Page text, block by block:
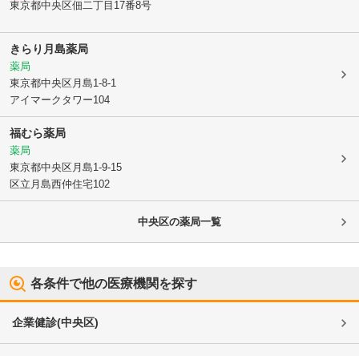
東京都中央区佃二丁目17番8号
きらり月島薬局
薬局
東京都中央区 月島1-8-1
アイマークタワー104
福むら薬局
薬局
東京都中央区 月島1-9-15
区立月島西仲住宅102
中央区の薬局一覧
各条件で他の医療機関を探す
企業健診(中央区)